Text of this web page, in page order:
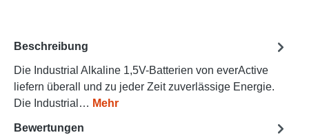
Beschreibung
Die Industrial Alkaline 1,5V-Batterien von everActive
liefern überall und zu jeder Zeit zuverlässige Energie.
Die Industrial… Mehr
Bewertungen